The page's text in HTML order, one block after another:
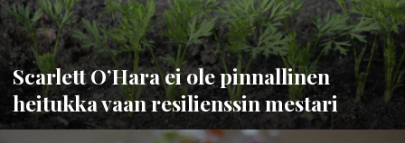
Scarlett O’Hara ei ole pinnallinen
heitukka vaan resilienssin mestari